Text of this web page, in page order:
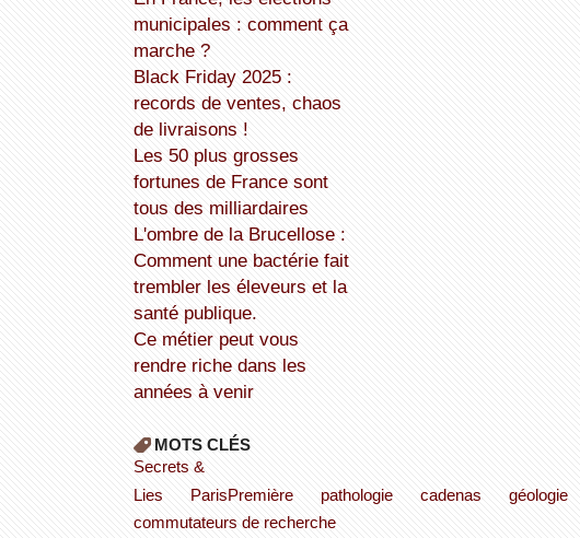
municipales : comment ça
marche ?
Black Friday 2025 :
records de ventes, chaos
de livraisons !
Les 50 plus grosses
fortunes de France sont
tous des milliardaires
L'ombre de la Brucellose :
Comment une bactérie fait
trembler les éleveurs et la
santé publique.
Ce métier peut vous
rendre riche dans les
années à venir
MOTS CLÉS
Secrets &
Lies
ParisPremière pathologie cadenas géologie
commutateurs de recherche